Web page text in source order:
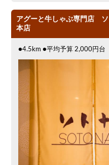
アグーと牛しゃぶ専門店
本店
●4.5km ●平均予算 2,000円台